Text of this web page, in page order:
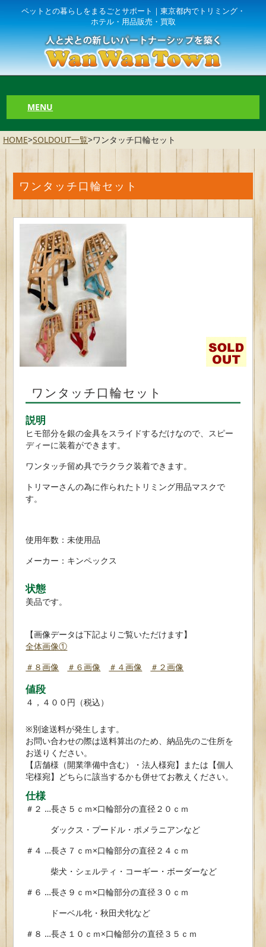
ペットとの暮らしをまるごとサポート｜東京都内でトリミング・
ホテル・用品販売・買取
MENU
HOME>SOLDOUT一覧>ワンタッチ口輪セット
ワンタッチ口輪セット
ワンタッチ口輪セット
説明
ヒモ部分を銀の金具をスライドするだけなので、スピー
ディーに装着ができます。
ワンタッチ留め具でラクラク装着できます。
トリマーさんの為に作られたトリミング用品マスクで
す。
使用年数：未使用品
メーカー：キンペックス
状態
美品です。
【画像データは下記よりご覧いただけます】
全体画像①
＃８画像
＃６画像 ＃４画像 ＃２画像
値段
４，４００円（税込）
※別途送料が発生します。
お問い合わせの際は送料算出のため、納品先のご住所を
お送りください。
【店舗様（開業準備中含む）・法人様宛】または【個人
宅様宛】どちらに該当するかも併せてお教えください。
仕様
＃２ …長さ５ｃｍ×口輪部分の直径２０ｃｍ
ダックス・プードル・ポメラニアンなど
＃４ …長さ７ｃｍ×口輪部分の直径２４ｃｍ
柴犬・シェルティ・コーギー・ボーダーなど
＃６ …長さ９ｃｍ×口輪部分の直径３０ｃｍ
ドーベル牝・秋田犬牝など
＃８ …長さ１０ｃｍ×口輪部分の直径３５ｃｍ